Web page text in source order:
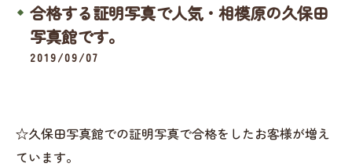
合格する証明写真で人気・相模原の久保田
写真館です。
2019/09/07
☆久保田写真館での証明写真で合格をしたお客様が増え
ています。